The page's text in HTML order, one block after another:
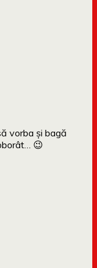
vorba şi bagă
😉